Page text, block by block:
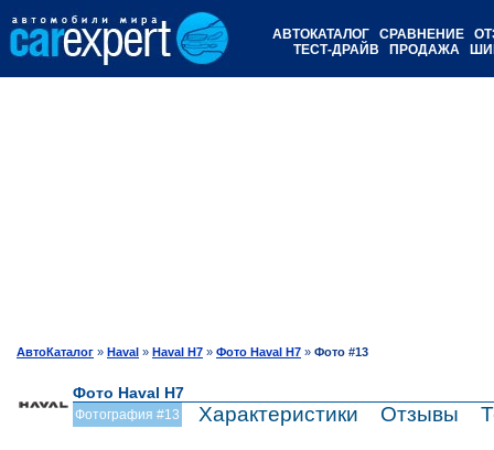
АВТОКАТАЛОГ СРАВНЕНИЕ
ТЕСТ-ДРАЙВ
ПРОДАЖА
АвтоКаталог » Haval » Haval H7 » Фото Haval H7 » Фото #13
Фото Haval H7
Фотография #13 Характеристики Отзывы